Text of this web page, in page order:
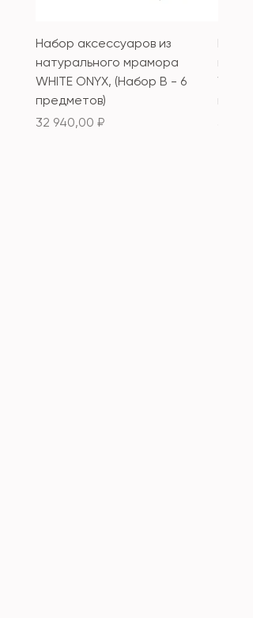
Набор аксессуаров из
натурального мрамора
WHITE ONYX, (Набор B - 6
предметов)
Цена
32 940,00 ₽